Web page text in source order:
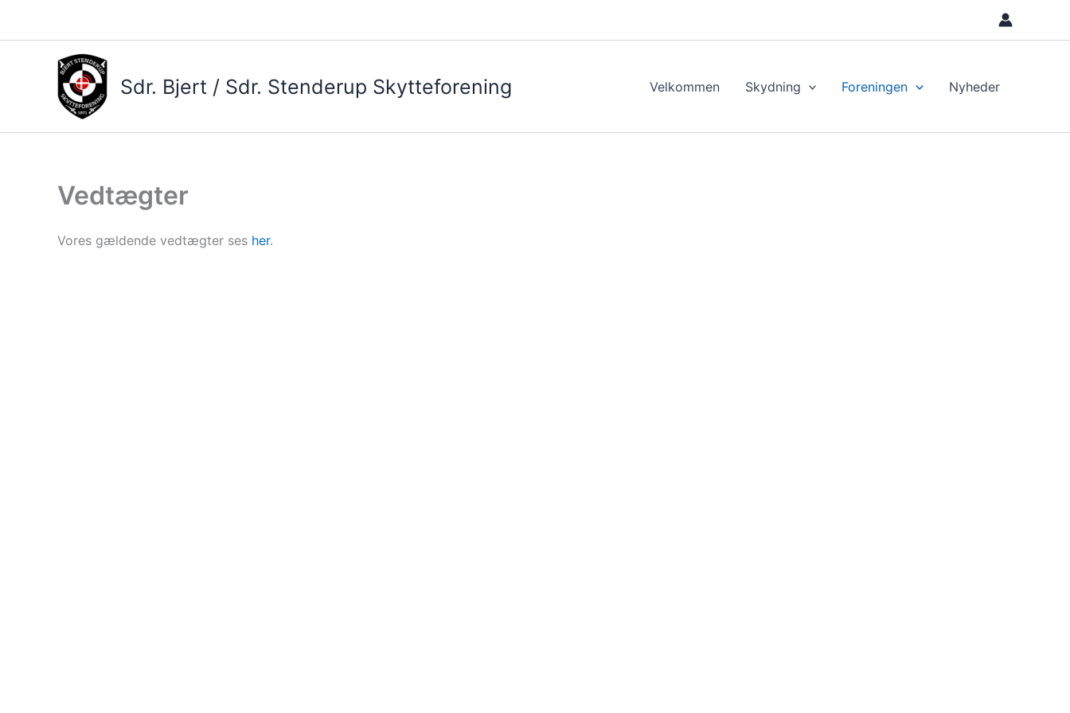
Sdr. Bjert / Sdr. Stenderup Skytteforening Velkommen Skydning Foreningen Nyheder
Vedtægter
Vores gældende vedtægter ses her.